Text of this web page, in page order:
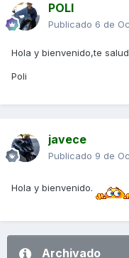
POLI
Publicado 6 de
Hola y bienvenido,te
Poli
javece
Publicado 9 de
Hola y bienvenido.
Archivado